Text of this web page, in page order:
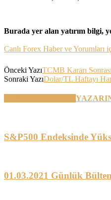
Burada yer alan yatırım bilgi,
Canlı Forex Haber ve Yorumları
Önceki YazıTCMB Kararı
Sonraki YazıDolar/TL Haftayı
S&P500 Endeksinde
01.03.2021 Günlük Bülten